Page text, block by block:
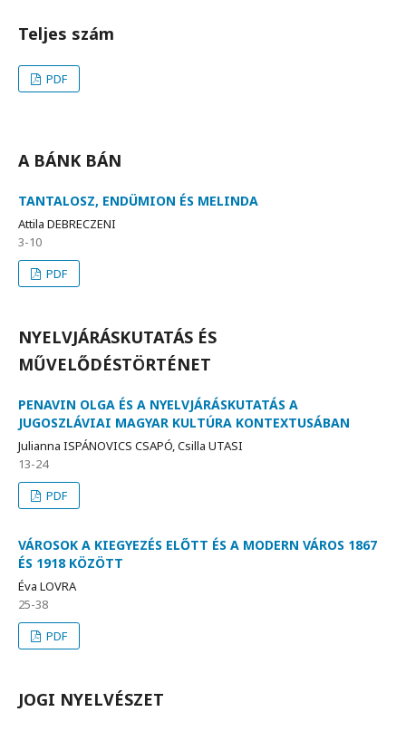
Teljes szám
PDF
A BÁNK BÁN
TANTALOSZ, ENDÜMION ÉS MELINDA
Attila DEBRECZENI
3-10
PDF
NYELVJÁRÁSKUTATÁS ÉS
MŰVELŐDÉSTÖRTÉNET
PENAVIN OLGA ÉS A NYELVJÁRÁSKUTATÁS A
JUGOSZLÁVIAI MAGYAR KULTÚRA KONTEXTUSÁBAN
Julianna ISPÁNOVICS CSAPÓ, Csilla UTASI
13-24
PDF
VÁROSOK A KIEGYEZÉS ELŐTT ÉS A MODERN VÁROS 1867
ÉS 1918 KÖZÖTT
Éva LOVRA
25-38
PDF
JOGI NYELVÉSZET